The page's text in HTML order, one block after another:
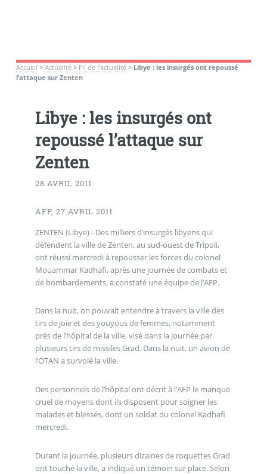
Accueil > Actualité> Fil de l’actualité> Libye : les insurgés ont repoussé
l’attaque sur Zenten
Libye : les insurgés ont
repoussé l’attaque sur
Zenten
28 AVRIL 2011
AFP, 27 AVRIL 2011
ZENTEN (Libye) - Des milliers d’insurgés libyens qui
défendent la ville de Zenten, au sud-ouest de Tripoli,
ont réussi mercredi à repousser les forces du colonel
Mouammar Kadhafi, après une journée de combats et
de bombardements, a constaté une équipe de l’AFP.
Dans la nuit, on pouvait entendre à travers la ville des
tirs de joie et des youyous de femmes, notamment
près de l’hôpital de la ville, visé dans la journée par
plusieurs tirs de missiles Grad. Dans la nuit, un avion de
l’OTAN a survolé la ville.
Des personnels de l’hôpital ont décrit à l’AFP le manque
cruel de moyens dont ils disposent pour soigner les
malades et blessés, dont un soldat du colonel Kadhafi
mercredi.
Durant la journée, plusieurs dizaines de roquettes Grad
ont touché la ville, a indiqué un témoin sur place. Selon